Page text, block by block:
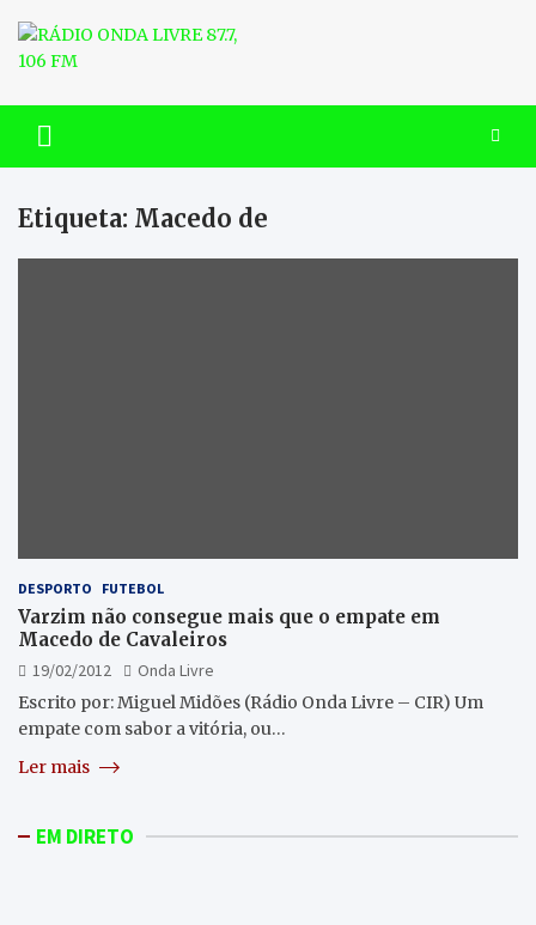
content
RÁDIO ONDA LIVRE 87.7, 106
FM
Etiqueta: Macedo de
DESPORTO FUTEBOL
Varzim não consegue mais que o empate em
Macedo de Cavaleiros
19/02/2012
Onda Livre
Escrito por: Miguel Midões (Rádio Onda Livre – CIR) Um
empate com sabor a vitória, ou…
Ler mais
EM DIRETO